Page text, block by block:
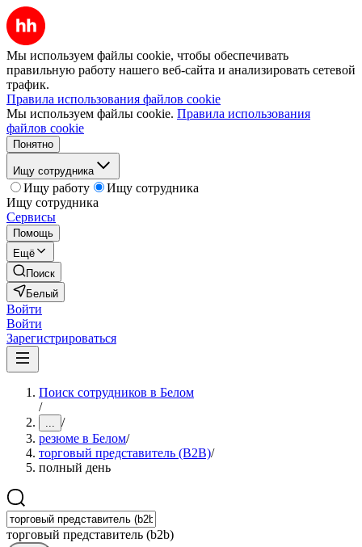
Мы используем файлы cookie, чтобы обеспечивать
правильную работу нашего веб-сайта и анализировать сетевой
трафик.
Правила использования файлов cookie
Мы используем файлы cookie. Правила использования
файлов cookie
Понятно
Ищу сотрудника
Ищу работу
Ищу сотрудника
Ищу сотрудника
Сервисы
Помощь
Ещё
Поиск
Белый
Войти
Войти
Зарегистрироваться
Поиск сотрудников в Белом
/
... /
резюме в Белом/
торговый представитель (B2B)/
полный день
торговый представитель (b2b)